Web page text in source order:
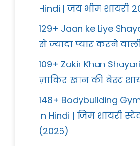
Hindi | जय भीम शायरी
129+ Jaan ke Liye
से ज्यादा प्यार करने
109+ Zakir Khan
ज़ाकिर खान की बेस्ट
148+ Bodybuilding
in Hindi | जिम शायरी
(2026)